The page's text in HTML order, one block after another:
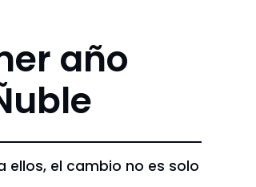
año
ellos, el cambio no es solo